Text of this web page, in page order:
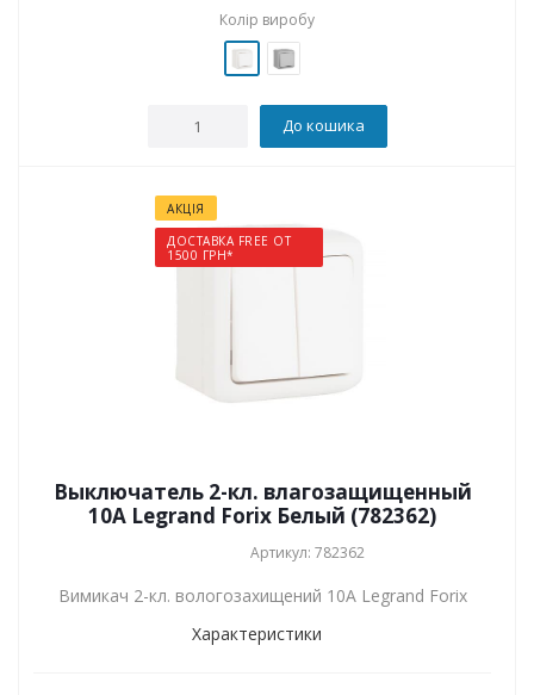
Колір виробу
До кошика
АКЦІЯ
ДОСТАВКА FREE ОТ
1500 ГРН*
Выключатель 2-кл. влагозащищенный
10A Legrand Forix Белый (782362)
Артикул: 782362
Вимикач 2-кл. вологозахищений 10A Legrand Forix
Характеристики